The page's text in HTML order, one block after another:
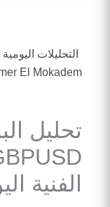
التحليلات اليومية
El Mokadem
تحليل
الفنية اليوم-